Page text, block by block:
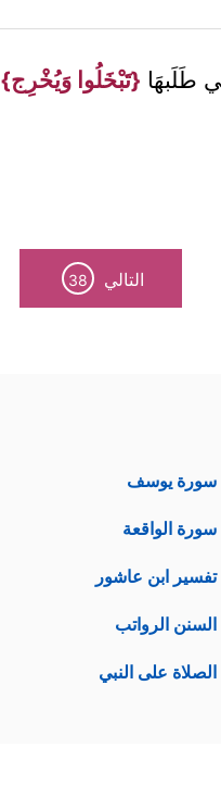
طَلَبهَا {تَبْخَلُوا وَيُخْرِج}
التالي 38
سورة يوسف
سورة الواقعة
تفسير ابن عاشور
السنن الرواتب
الصلاة على النبي